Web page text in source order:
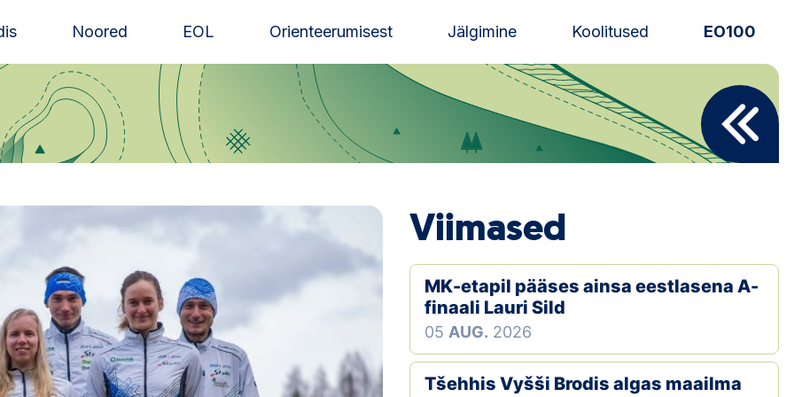
Noored EOL Orienteerumisest Jälgimine Koolitused EO100
Uudised
Alustajale
Eesti Orienteerumine 100!
Toetamine
Telli litsents!
Noored
Viimased
MK-etapil pääses ainsa eestlasena A-
finaali Lauri Sild
05 AUG. 2026
Tšehhis Vyšši Brodis algas maailma